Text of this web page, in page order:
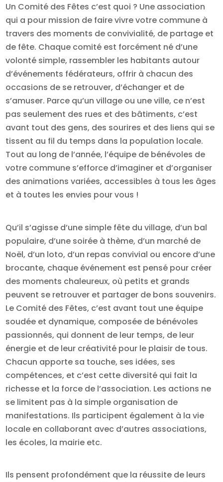
Un Comité des Fêtes c’est quoi ? Une association
qui a pour mission de faire vivre votre commune à
travers des moments de convivialité, de partage et
de fête. Chaque comité est forcément né d’une
volonté simple, rassembler les habitants autour
d’événements fédérateurs, offrir à chacun des
occasions de se retrouver, d’échanger et de
s’amuser. Parce qu’un village ou une ville, ce n’est
pas seulement des rues et des bâtiments, c’est
avant tout des gens, des sourires et des liens qui se
tissent au fil du temps dans la population locale.
Tout au long de l’année, l’équipe de bénévoles de
votre commune s’efforce d’imaginer et d’organiser
des animations variées, accessibles à tous les âges
et à toutes les envies pour vous !
Qu’il s’agisse d’une simple fête du village, d’un bal
populaire, d’une soirée à thème, d’un marché de
Noël, d’un loto, d’un repas convivial ou encore d’une
brocante, chaque événement est pensé pour créer
des moments chaleureux, où petits et grands
peuvent se retrouver et partager de bons souvenirs.
Le Comité des Fêtes, c’est avant tout une équipe
soudée et dynamique, composée de bénévoles
passionnés, qui donnent de leur temps, de leur
énergie et de leur créativité pour le plaisir de tous.
Chacun apporte sa touche, ses idées, ses
compétences, et c’est cette diversité qui fait la
richesse et la force de l’association. Les actions ne
se limitent pas à la simple organisation de
manifestations. Ils participent également à la vie
locale en collaborant avec d’autres associations,
les écoles, la mairie etc.
Ils pensent profondément que la réussite de leurs